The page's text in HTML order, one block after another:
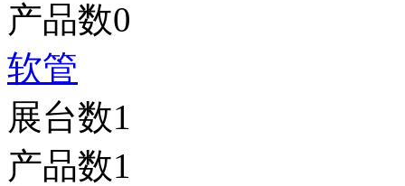
产品数0
软管
展台数1
产品数1